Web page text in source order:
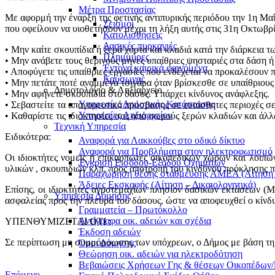
Μέτρα Προστασίας
Σεισμοί
Κατολισθήσεις
Δασικές πυρκαγιές
Πλημμύρες
Έντονα καιρικά φαινόμενα
Καύσωνας
Δημοτολόγιο & Ληξιαρχείο
Υπηρεσίες Δημοτικής Κατάστασης
Υπηρεσίες Ληξιαρχείου
Τεχνική Υπηρεσία
Αναφορά για Λακκούβες στο οδικό δίκτυο
Αναφορά για Προβλήματα στον ηλεκτροφωτισμό
Έγκριση Εισόδου-Εξόδου Οχημάτων
Παραχώρηση θέσης στάθμευσης ΑΜΕΑ (Αίτηση –
Άδειες Εκσκαφής (Αίτηση – Δικαιολογητικά)
Υπηρεσία Δόμησης
Γραμματεία – Πρωτόκολλο
Αντίγραφα οικ. αδειών και σχέδια
Έκδοση αδειών
Όροι Δόμησης
Θεώρηση οικ. αδειών για ηλεκτροδότηση
Βεβαιώσεις Χρήσεων Γης & θέσεων
Με αφορμή την έναρξη της φετινής αντιπυρικής περιόδου την 1η
που οφείλουν να υιοθετήσουν μέχρι τη λήξη αυτής στις 31η
• Μην καίτε σκουπίδια ή ξερά χόρτα και κλαδιά κατά την διάρκεια
• Μην ανάβετε τους θερινούς μήνες υπαίθριες ψησταριές στα
• Αποφύγετε τις υπαίθριες εργασίες που ενδέχεται να
• Μην πετάτε ποτέ αναμμένα τσιγάρα όταν βρίσκεσθε σε
• Μην αφήνετε σκουπίδια στο δάσος. Υπάρχει κίνδυνος ανάφλεξης.
• Σεβαστείτε τα απαγορευτικά πρόσβασης σε ευαίσθητες περιοχές
• Καθαρίστε τις ιδιοκτησίες σας από σωρούς ξερών κλαδιών και
Ειδικότερα:
Oι ιδιοκτήτες νομείς ή επικαρπωτές οικοπεδικών χώρων και
υλικών , σκουπιδιών κλπ, προς αποτροπή του κινδύνου πρόκλησης
Επίσης, οι ιδιοκτήτες αγροτεμαχίων πλησίον δασικών
ασφαλείας προς την πλευρά του δάσους, ώστε να αποφευχθεί ο
ΥΠΕΝΘΥΜΙΖΕΤΑΙ ΟΤΙ :
Σε περίπτωση μη συμμόρφωσης των υπόχρεων, ο Δήμος με βάση